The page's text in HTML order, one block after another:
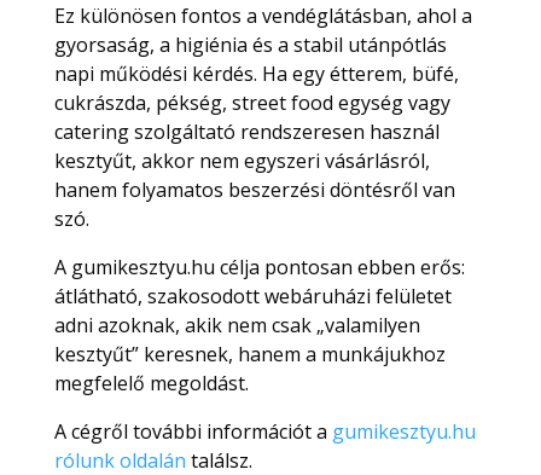
Ez különösen fontos a vendéglátásban, ahol a
gyorsaság, a higiénia és a stabil utánpótlás
napi működési kérdés. Ha egy étterem, büfé,
cukrászda, pékség, street food egység vagy
catering szolgáltató rendszeresen használ
kesztyűt, akkor nem egyszeri vásárlásról,
hanem folyamatos beszerzési döntésről van
szó.
A gumikesztyu.hu célja pontosan ebben erős:
átlátható, szakosodott webáruházi felületet
adni azoknak, akik nem csak „valamilyen
kesztyűt” keresnek, hanem a munkájukhoz
megfelelő megoldást.
A cégről további információt a gumikesztyu.hu
rólunk oldalán találsz.